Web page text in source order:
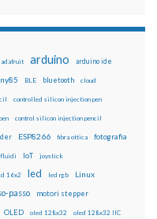
adafruit arduino arduino ide
BLE bluetooth cloud
controlled silicon injection pen
control silicon injection pencil
ESP8266 fibra ottica fotografia
fluidi IoT joystick
16x2 led led rgb Linux
passo motori stepper
OLED oled 128x32 oled 128x32 IIC